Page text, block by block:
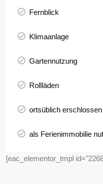
Fernblick
Klimaanlage
Gartennutzung
Rollläden
ortsüblich erschlossen
als Ferienimmobilie
[eac_elementor_tmpl